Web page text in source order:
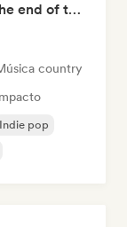
This heartbreak feels like the end of the world
country
Indie pop